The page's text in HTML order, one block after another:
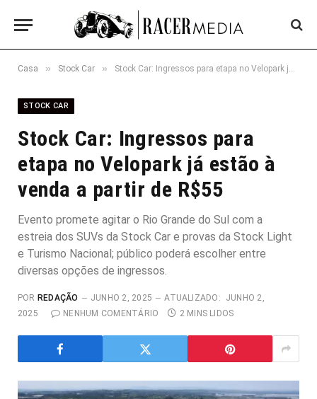
Casa » Stock Car » Stock Car: Ingressos para etapa no Velopark já estão à venda a partir de R$55
STOCK CAR
Stock Car: Ingressos para
etapa no Velopark já estão à
venda a partir de R$55
Evento promete agitar o Rio Grande do Sul com a
estreia dos SUVs da Stock Car e provas da Stock Light
e Turismo Nacional; público poderá escolher entre
diversas opções de ingressos.
POR REDAÇÃO JUNHO 2, 2025 ATUALIZADO:
JUNHO 2,
2025
NENHUM COMENTÁRIO 2 MINS LIDOS